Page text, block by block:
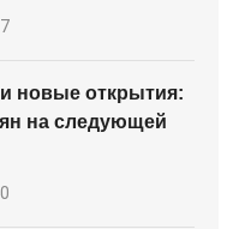
новые открытия:
на следующей